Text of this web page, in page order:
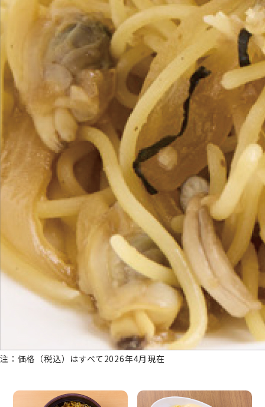
注：価格（税込）はすべて2026年4月現在